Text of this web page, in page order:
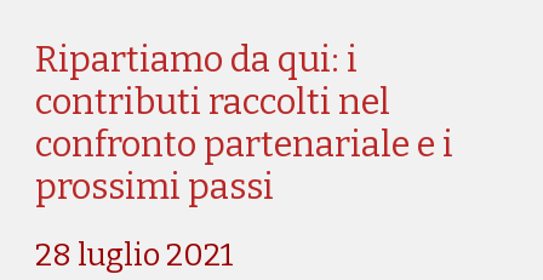
Ripartiamo da qui: i
contributi raccolti nel
confronto partenariale e i
prossimi passi
28 luglio 2021